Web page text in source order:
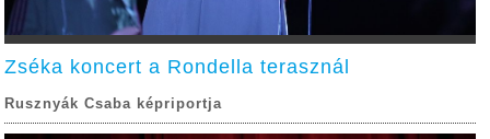
Zséka koncert a Rondella terasznál
Rusznyák Csaba képriportja